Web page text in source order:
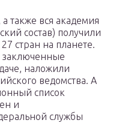
также вся академия
состав) получили
стран на планете.
заключенные
наложили
ведомства. А
список
и
службы